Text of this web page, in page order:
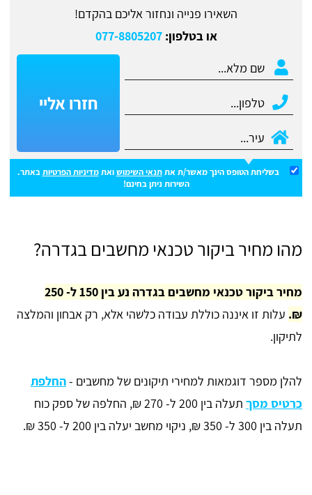
השאירו פנייה ונחזור אליכם בהקדם!
או בטלפון:077-8805207
חזרו אליי
בשליחת הטופס הינך מאשר/ת אתתנאי השימושואתמדיניות הפרטיותבאתר.
השירות ניתן בחינם!
מהו מחיר ביקור טכנאי מחשבים בגדרה?
מחיר ביקור טכנאי מחשבים בגדרה נע בין 150 ל- 250
₪. עלות זו איננה כוללת עבודה כלשהי אלא, רק אבחון והמלצה
לתיקון.
להלן מספר דוגמאות למחירי תיקונים של מחשבים -החלפת
כרטיס מסך
תעלה בין 200 ל- 270 ₪, החלפה של ספק כוח
תעלה בין 300 ל- 350 ₪, ניקוי מחשב יעלה בין 200 ל- 350 ₪.